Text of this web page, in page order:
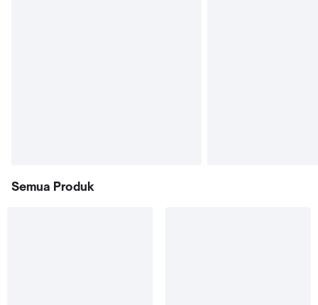
Semua Produk